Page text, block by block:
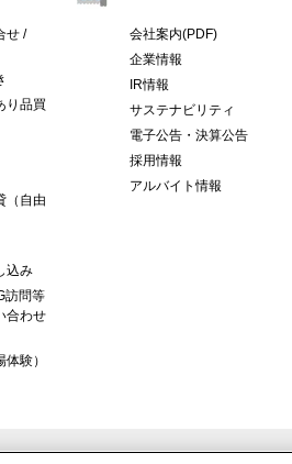
せ /
り品買
（自由
込み
訪問等
合わせ
験）
会社案内(PDF)
企業情報
IR情報
サステナビリティ
電子公告・決算公告
採用情報
アルバイト情報